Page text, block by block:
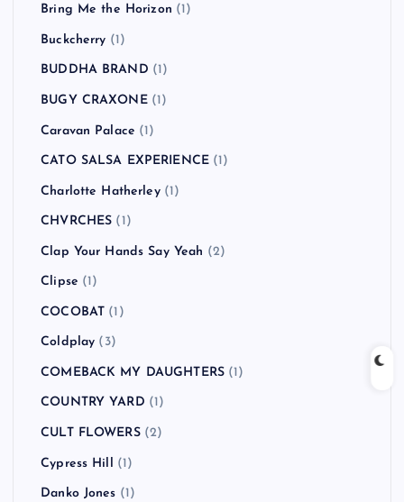
Bring Me the Horizon (1)
Buckcherry (1)
BUDDHA BRAND (1)
BUGY CRAXONE(1)
Caravan Palace (1)
CATO SALSA EXPERIENCE (1)
Charlotte Hatherley(1)
CHVRCHES (1)
Clap Your Hands Say Yeah (2)
Clipse (1)
COCOBAT (1)
Coldplay (3)
COMEBACK MY DAUGHTERS (1)
COUNTRY YARD (1)
CULT FLOWERS(2)
Cypress Hill (1)
Danko Jones (1)